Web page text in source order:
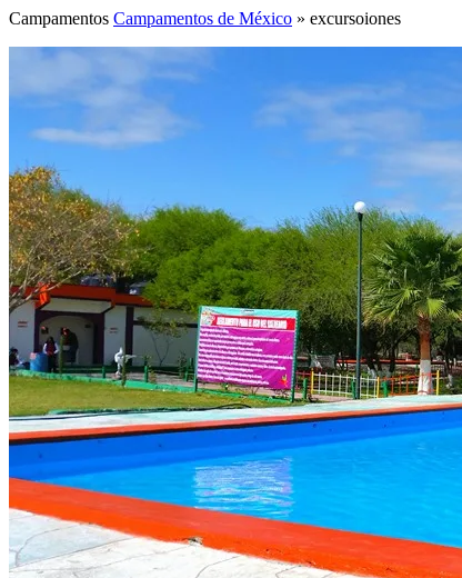
Campamentos Campamentos de México » excursoiones